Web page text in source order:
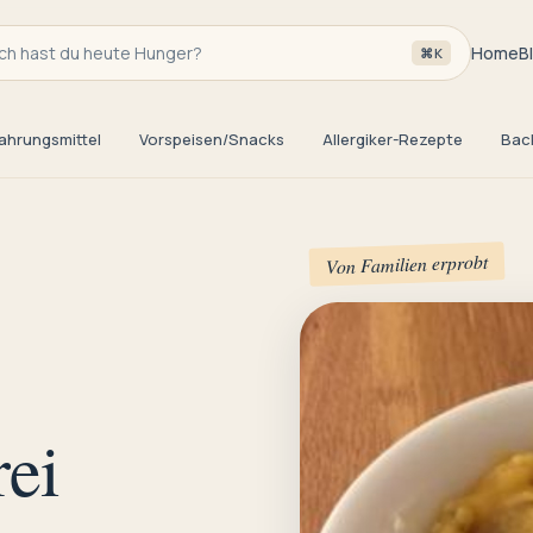
hast du heute Hunger? ⌘K Home
Vorspeisen/Snacks Allergiker-Rezepte
Von Familien erprobt